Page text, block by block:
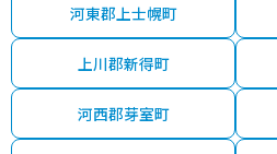
河東郡上士幌町
上川郡新得町
河西郡芽室町